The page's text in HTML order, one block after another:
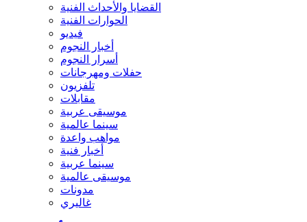
القضايا والأحداث الفنية
الحوارات الفنية
فيديو
أخبار النجوم
أسرار النجوم
حفلات ومهرجانات
تلفزيون
مقابلات
موسيقى عربية
سينما عالمية
مواهب واعدة
أخبار فنية
سينما عربية
موسيقى عالمية
مدونات
غاليري